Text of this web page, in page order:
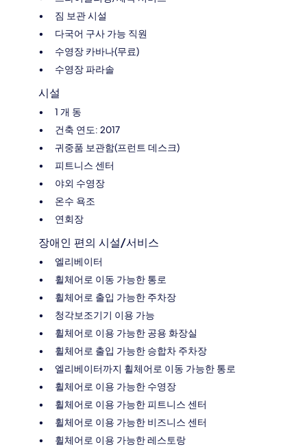
짐 보관 시설
다국어 구사 가능 직원
수영장 카바나(무료)
수영장 파라솔
시설
1 개 동
건축 연도: 2017
귀중품 보관함(프런트 데스크)
피트니스 센터
야외 수영장
온수 욕조
연회장
장애인 편의 시설/서비스
엘리베이터
휠체어로 이동 가능한 통로
휠체어로 출입 가능한 주차장
청각보조기기 이용 가능
휠체어로 이용 가능한 공용 화장실
휠체어로 출입 가능한 승합차 주차장
엘리베이터까지 휠체어로 이동 가능한 통로
휠체어로 이용 가능한 수영장
휠체어로 이용 가능한 피트니스 센터
휠체어로 이용 가능한 비즈니스 센터
휠체어로 이용 가능한 레스토랑